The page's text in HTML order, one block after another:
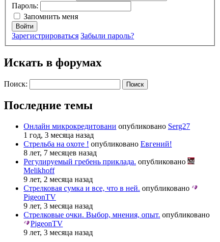
Пароль:
Запомнить меня
Войти
Зарегистрироваться Забыли пароль?
Искать в форумах
Поиск:
Последние темы
Онлайн микрокредитовани опубликовано Serg27
1 год, 3 месяца назад
Стрельба на охоте ! опубликовано Евгений!
8 лет, 7 месяцев назад
Регулируемый гребень приклада. опубликовано
Melikhoff
9 лет, 2 месяца назад
Стрелковая сумка и все, что в ней. опубликовано
PigeonTV
9 лет, 3 месяца назад
Стрелковые очки. Выбор, мнения, опыт. опубликовано
PigeonTV
9 лет, 3 месяца назад